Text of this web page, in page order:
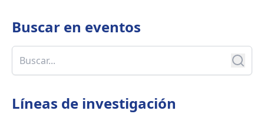
Buscar en eventos
Líneas de investigación